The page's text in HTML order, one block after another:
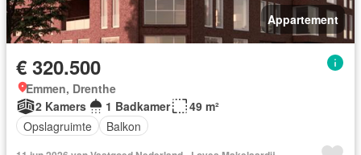
Appartement
€ 320.500
Emmen, Drenthe
2 Kamers
1 Badkamer
49 m²
Opslagruimte
Balkon